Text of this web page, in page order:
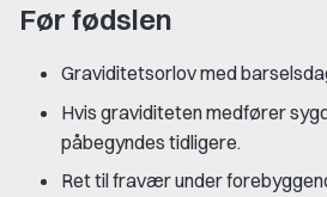
Før fødslen
Graviditetsorlov med
Hvis graviditeten medfører
påbegyndes tidligere.
Ret til fravær under